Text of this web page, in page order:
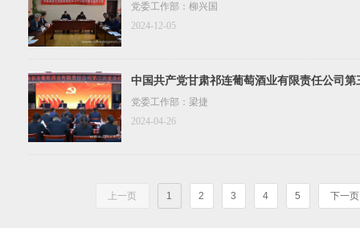
党委工作部：柳兴国
2024-12-05
中国共产党甘肃祁连葡萄酒业有限责任公司第
召开
党委工作部：梁捷
2024-04-26
上一页 1 2 3 4 5 下一页